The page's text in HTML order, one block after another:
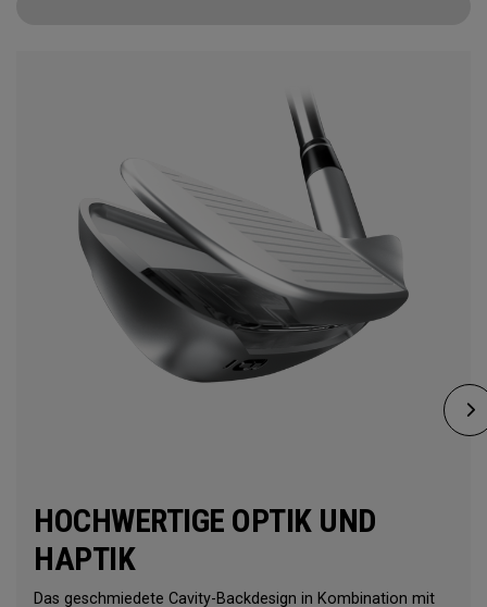
HOCHWERTIGE OPTIK UND
HAPTIK
Das geschmiedete Cavity-Backdesign in Kombination mit